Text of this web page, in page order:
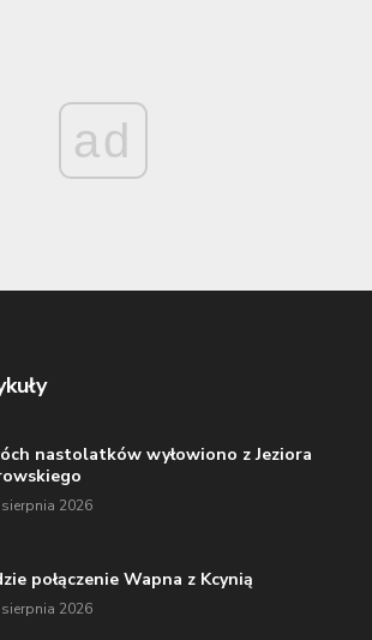
ad
nastolatków wyłowiono z Jeziora
2026
połączenie Wapna z Kcynią
2026